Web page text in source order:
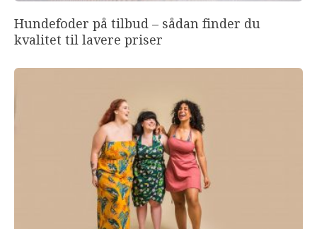
Hundefoder på tilbud – sådan finder du
kvalitet til lavere priser